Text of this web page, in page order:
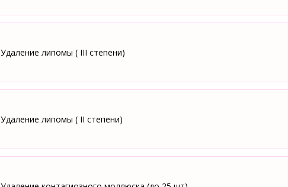
Удаление липомы ( III степени)
Удаление липомы ( II степени)